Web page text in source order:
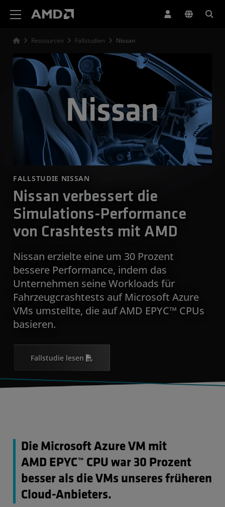
Ressourcen Fallstudien Nissan
FALLSTUDIE NISSAN
Nissan verbessert die
Simulations-Performance
von Crashtests mit AMD
Nissan erzielte eine um 30 Prozent
bessere Performance, indem das
Unternehmen seine Workloads für
Fahrzeugcrashtests auf Microsoft Azure
VMs umstellte, die auf AMD EPYC™ CPUs
basieren.
Fallstudie lesen
Die Microsoft Azure VM mit
AMD EPYC™ CPU war 30 Prozent
besser als die VMs unseres früheren
Cloud-Anbieters.